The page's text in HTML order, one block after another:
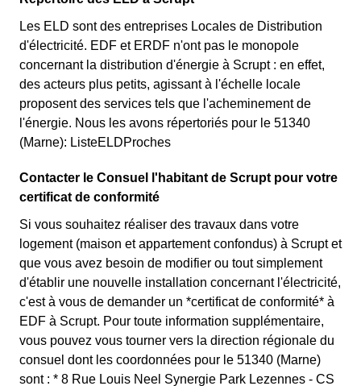
Les ELD sont des entreprises Locales de Distribution
d'électricité. EDF et ERDF n'ont pas le monopole
concernant la distribution d'énergie à Scrupt : en effet,
des acteurs plus petits, agissant à l'échelle locale
proposent des services tels que l'acheminement de
l'énergie. Nous les avons répertoriés pour le 51340
(Marne): ListeELDProches
Contacter le Consuel l'habitant de Scrupt pour votre
certificat de conformité
Si vous souhaitez réaliser des travaux dans votre
logement (maison et appartement confondus) à Scrupt et
que vous avez besoin de modifier ou tout simplement
d'établir une nouvelle installation concernant l'électricité,
c'est à vous de demander un *certificat de conformité* à
EDF à Scrupt. Pour toute information supplémentaire,
vous pouvez vous tourner vers la direction régionale du
consuel dont les coordonnées pour le 51340 (Marne)
sont : * 8 Rue Louis Neel Synergie Park Lezennes - CS